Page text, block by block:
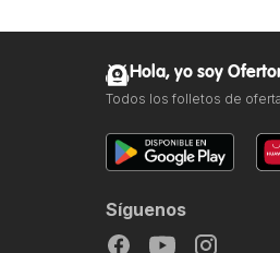
Hola, yo soy
Todos los folletos de
Síguenos